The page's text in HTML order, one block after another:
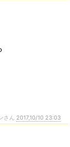
さん 2017,10/10 23:03